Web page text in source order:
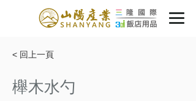
< 回上一頁
櫸木水勺